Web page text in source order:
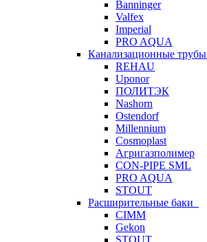
Banninger
Valfex
Imperial
PRO AQUA
Канализационные трубы
REHAU
Uponor
ПОЛИТЭК
Nashorn
Ostendorf
Millennium
Cosmoplast
Агригазполимер
CON-PIPE SML
PRO AQUA
STOUT
Расширительные баки
CIMM
Gekon
STOUT